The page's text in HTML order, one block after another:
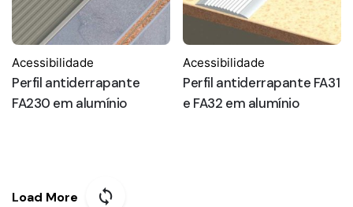
Acessibilidade
Perfil antiderrapante
FA230 em alumínio
Acessibilidade
Perfil antiderrapante FA31
e FA32 em alumínio
Load More